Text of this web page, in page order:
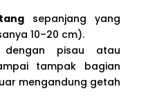
sepanjang yang
10–20 cm).
dengan pisau atau
tampak bagian
mengandung getah